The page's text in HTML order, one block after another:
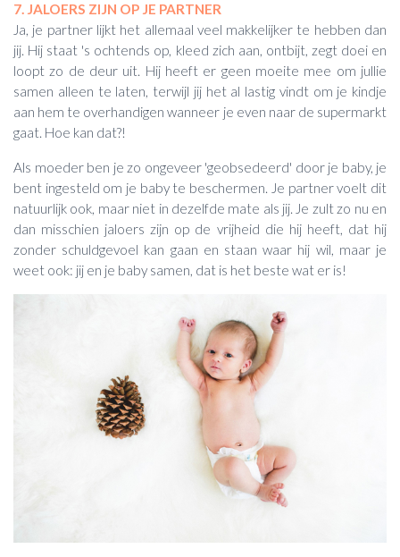
7. JALOERS ZIJN OP JE PARTNER
Ja, je partner lijkt het allemaal veel makkelijker te hebben dan
jij. Hij staat 's ochtends op, kleed zich aan, ontbijt, zegt doei en
loopt zo de deur uit. Hij heeft er geen moeite mee om jullie
samen alleen te laten, terwijl jij het al lastig vindt om je kindje
aan hem te overhandigen wanneer je even naar de supermarkt
gaat. Hoe kan dat?!
Als moeder ben je zo ongeveer 'geobsedeerd' door je baby, je
bent ingesteld om je baby te beschermen. Je partner voelt dit
natuurlijk ook, maar niet in dezelfde mate als jij. Je zult zo nu en
dan misschien jaloers zijn op de vrijheid die hij heeft, dat hij
zonder schuldgevoel kan gaan en staan waar hij wil, maar je
weet ook: jij en je baby samen, dat is het beste wat er is!